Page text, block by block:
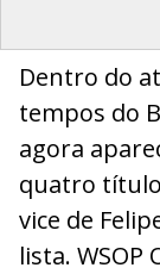
Dentro do
tempos do
agora
quatro
vice de
lista. WSOP